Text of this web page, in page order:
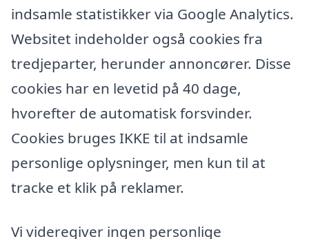
indsamle statistikker via Google Analytics.
Websitet indeholder også cookies fra
tredjeparter, herunder annoncører. Disse
cookies har en levetid på 40 dage,
hvorefter de automatisk forsvinder.
Cookies bruges IKKE til at indsamle
personlige oplysninger, men kun til at
tracke et klik på reklamer.
Vi videregiver ingen personlige